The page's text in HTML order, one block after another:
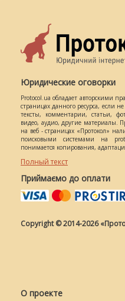
Юридические оговорки
Protocol.ua обладает авторскими
страницах данного ресурса, если
тексты, комментарии, статьи,
видео, аудио, другие материалы.
на веб - страницах «Протокол»
поисковыми системами на
понимается копирования,
Полный текст
Приймаємо до оплати
Copyright © 2014-2026
О проекте